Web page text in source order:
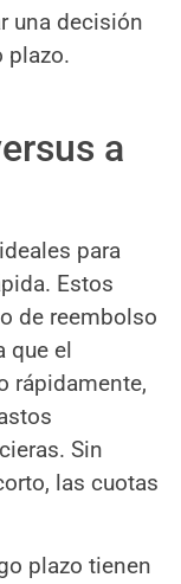
una decisión
plazo.
a
para
Estos
de reembolso
que el
rápidamente,
Sin
las cuotas
plazo tienen